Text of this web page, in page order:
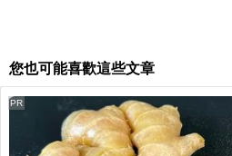
您也可能喜歡這些文章
PR